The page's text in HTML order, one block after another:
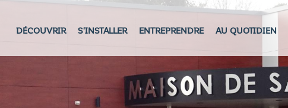
DÉCOUVRIR S'INSTALLER ENTREPRENDRE AU QUOTIDIEN